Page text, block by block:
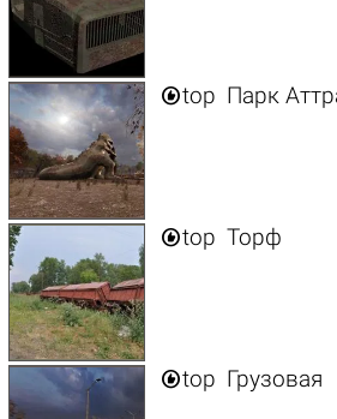
top Парк
top Торф
top Грузовая